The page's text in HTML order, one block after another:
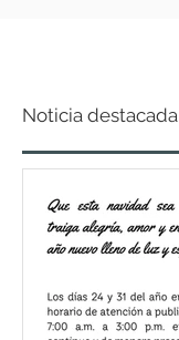
Noticia destacada